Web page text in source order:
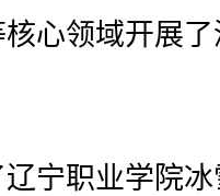
心领域开展
宁职业学院冰